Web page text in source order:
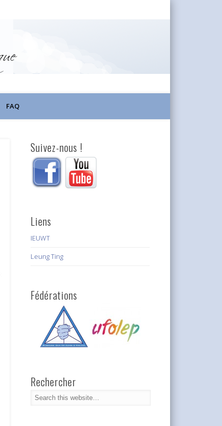
FAQ
Suivez-nous !
Liens
IEUWT
Leung Ting
Fédérations
Rechercher